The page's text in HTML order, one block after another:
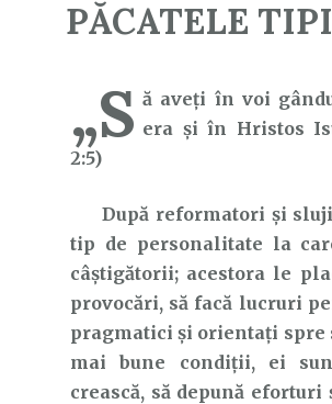
PĂCATELE
„S ă aveți în voi
era și în Hristos
2:5)
După reformatori și
tip de personalitate la
câștigătorii; acestora le
provocări, să facă lucruri
pragmatici și orientați spre
mai bune condiții, ei
crească, să depună eforturi